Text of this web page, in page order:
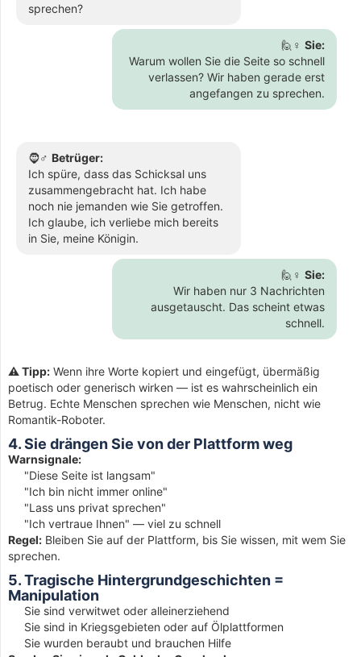
sprechen?
🙋♀️ Sie:
Warum wollen Sie die Seite so schnell
verlassen? Wir haben gerade erst
angefangen zu sprechen.
🧔♂️ Betrüger:
Ich spüre, dass das Schicksal uns
zusammengebracht hat. Ich habe
noch nie jemanden wie Sie getroffen.
Ich glaube, ich verliebe mich bereits
in Sie, meine Königin.
🙋♀️ Sie:
Wir haben nur 3 Nachrichten
ausgetauscht. Das scheint etwas
schnell.
⚠️ Tipp: Wenn ihre Worte kopiert und eingefügt, übermäßig
poetisch oder generisch wirken — ist es wahrscheinlich ein
Betrug. Echte Menschen sprechen wie Menschen, nicht wie
Romantik-Roboter.
4. Sie drängen Sie von der Plattform weg
Warnsignale:
"Diese Seite ist langsam"
"Ich bin nicht immer online"
"Lass uns privat sprechen"
"Ich vertraue Ihnen" — viel zu schnell
Regel: Bleiben Sie auf der Plattform, bis Sie wissen, mit wem Sie
sprechen.
5. Tragische Hintergrundgeschichten =
Manipulation
Sie sind verwitwet oder alleinerziehend
Sie sind in Kriegsgebieten oder auf Ölplattformen
Sie wurden beraubt und brauchen Hilfe